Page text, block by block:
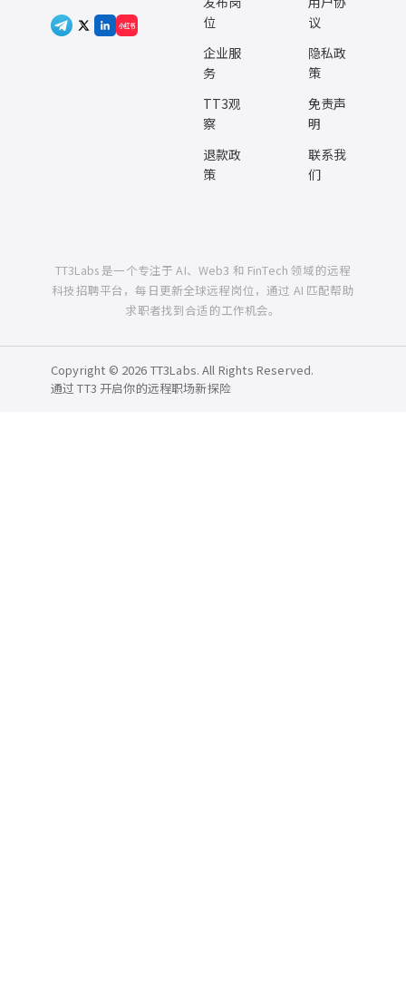
小红书
位
企业服
务
TT3观
察
退款政
策
议
隐私政
策
免责声
明
联系我
们
TT3Labs 是一个专注于 AI、Web3 和 FinTech 领域的远程
科技招聘平台，每日更新全球远程岗位，通过 AI 匹配帮助
求职者找到合适的工作机会。
Copyright © 2026 TT3Labs. All Rights Reserved.
通过 TT3 开启你的远程职场新探险